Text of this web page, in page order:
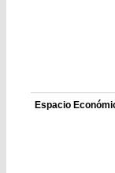
Espacio